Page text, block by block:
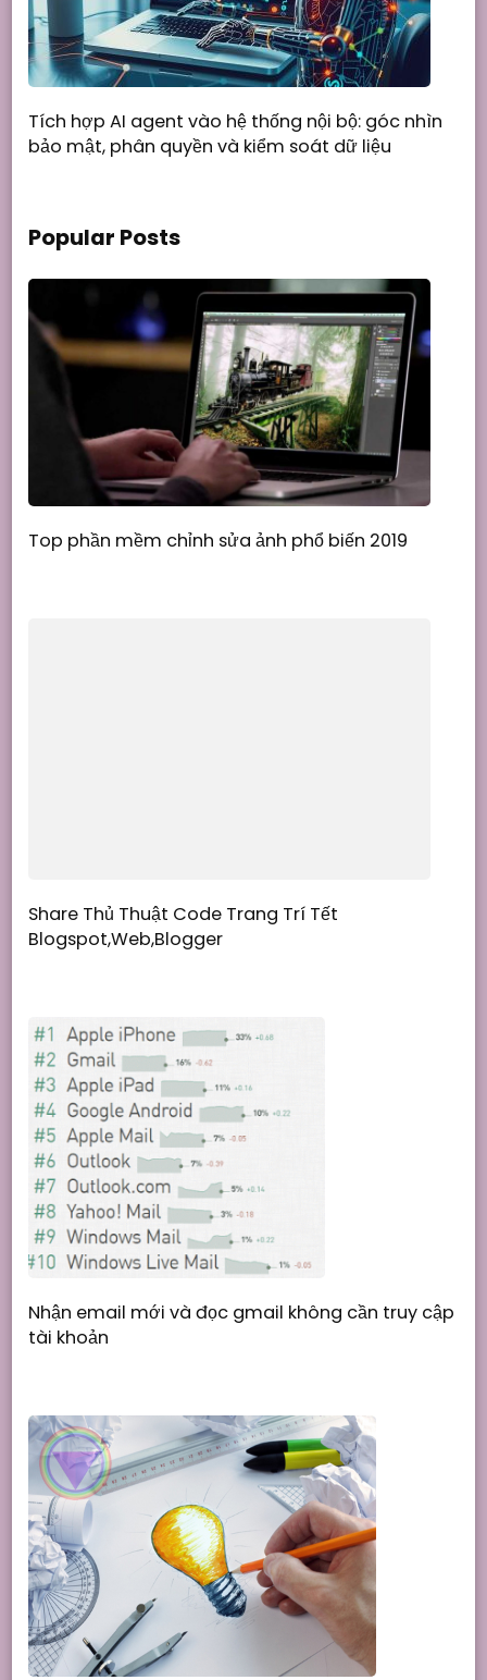
Tích hợp AI agent vào hệ thống nội bộ: góc nhìn
bảo mật, phân quyền và kiểm soát dữ liệu
Popular Posts
Top phần mềm chỉnh sửa ảnh phổ biến 2019
Share Thủ Thuật Code Trang Trí Tết
Blogspot,Web,Blogger
Nhận email mới và đọc gmail không cần truy cập
tài khoản